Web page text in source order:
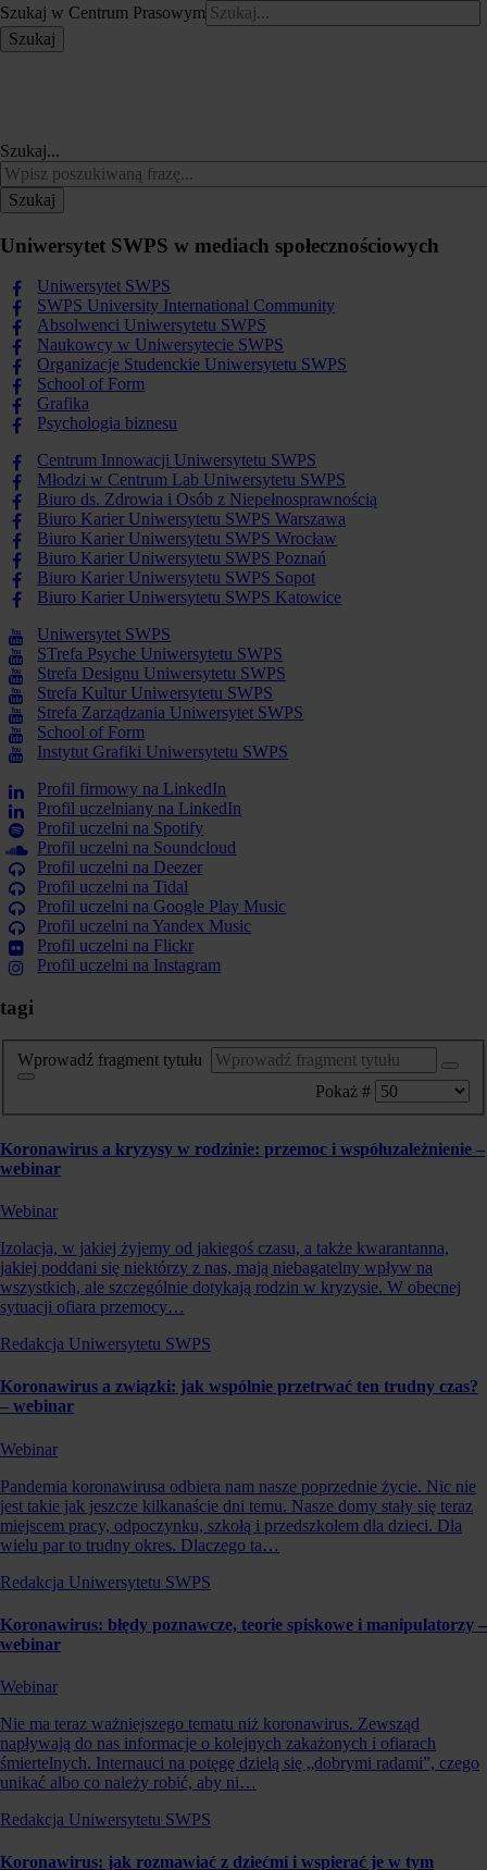
Szukaj w Centrum Prasowym
Szukaj
Szukaj...
Szukaj
Uniwersytet SWPS w mediach społecznościowych
Uniwersytet SWPS
SWPS University International Community
Absolwenci Uniwersytetu SWPS
Naukowcy w Uniwersytecie SWPS
Organizacje Studenckie Uniwersytetu SWPS
School of Form
Grafika
Psychologia biznesu
Centrum Innowacji Uniwersytetu SWPS
Młodzi w Centrum Lab Uniwersytetu SWPS
Biuro ds. Zdrowia i Osób z Niepełnosprawnością
Biuro Karier Uniwersytetu SWPS Warszawa
Biuro Karier Uniwersytetu SWPS Wrocław
Biuro Karier Uniwersytetu SWPS Poznań
Biuro Karier Uniwersytetu SWPS Sopot
Biuro Karier Uniwersytetu SWPS Katowice
Uniwersytet SWPS
STrefa Psyche Uniwersytetu SWPS
Strefa Designu Uniwersytetu SWPS
Strefa Kultur Uniwersytetu SWPS
Strefa Zarządzania Uniwersytet SWPS
School of Form
Instytut Grafiki Uniwersytetu SWPS
Profil firmowy na LinkedIn
Profil uczelniany na LinkedIn
Profil uczelni na Spotify
Profil uczelni na Soundcloud
Profil uczelni na Deezer
Profil uczelni na Tidal
Profil uczelni na Google Play Music
Profil uczelni na Yandex Music
Profil uczelni na Flickr
Profil uczelni na Instagram
tagi
Wprowadź fragment tytułu
Pokaż #
Koronawirus a kryzysy w rodzinie: przemoc i współuzależnienie –
webinar
Webinar
Izolacja, w jakiej żyjemy od jakiegoś czasu, a także kwarantanna,
jakiej poddani się niektórzy z nas, mają niebagatelny wpływ na
wszystkich, ale szczególnie dotykają rodzin w kryzysie. W obecnej
sytuacji ofiara przemocy…
Redakcja Uniwersytetu SWPS
Koronawirus a związki: jak wspólnie przetrwać ten trudny czas?
– webinar
Webinar
Pandemia koronawirusa odbiera nam nasze poprzednie życie. Nic nie
jest takie jak jeszcze kilkanaście dni temu. Nasze domy stały się teraz
miejscem pracy, odpoczynku, szkołą i przedszkolem dla dzieci. Dla
wielu par to trudny okres. Dlaczego ta…
Redakcja Uniwersytetu SWPS
Koronawirus: błędy poznawcze, teorie spiskowe i manipulatorzy –
webinar
Webinar
Nie ma teraz ważniejszego tematu niż koronawirus. Zewsząd
napływają do nas informacje o kolejnych zakażonych i ofiarach
śmiertelnych. Internauci na potęgę dzielą się „dobrymi radami”, czego
unikać albo co należy robić, aby ni…
Redakcja Uniwersytetu SWPS
Koronawirus: jak rozmawiać z dziećmi i wspierać je w tym